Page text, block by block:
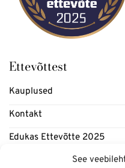
See
Ettevõttest
Kauplused
Kontakt
Edukas Ettevõtte 2025